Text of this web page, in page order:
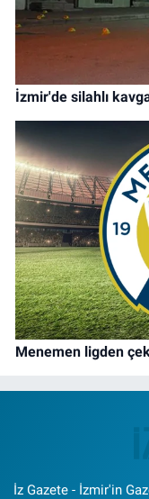
İzmir'de silahlı
Menemen ligden
İz Gazete - İzmir'in